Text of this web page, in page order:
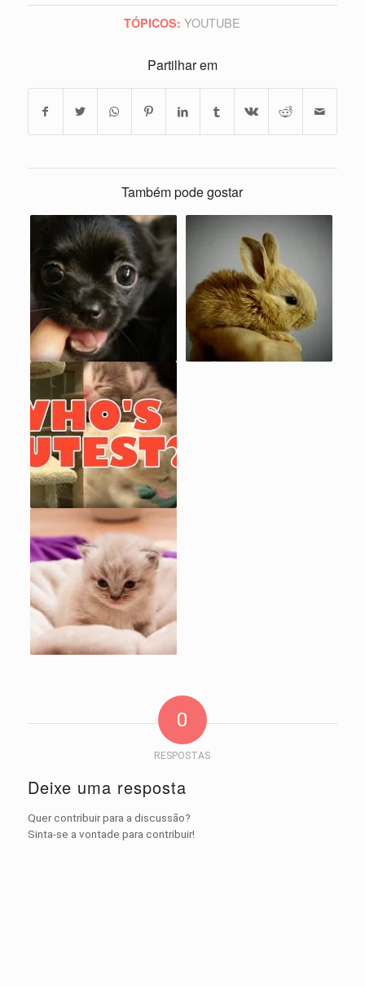
TÓPICOS: YOUTUBE
Partilhar em
Também pode gostar
0
RESPOSTAS
Deixe uma resposta
Quer contribuir para a discussão?
Sinta-se a vontade para contribuir!